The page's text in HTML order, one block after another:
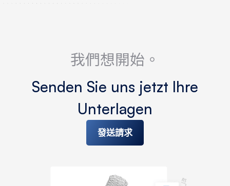
我們想開始。
Senden Sie uns jetzt Ihre
Unterlagen
發送請求